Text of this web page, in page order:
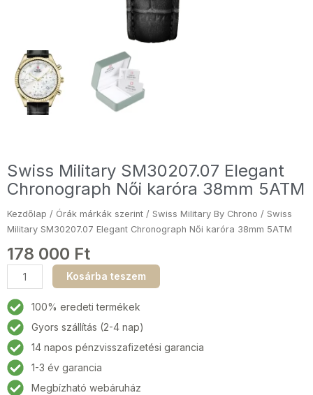
Swiss Military SM30207.07 Elegant
Chronograph Női karóra 38mm 5ATM
Kezdőlap / Órák márkák szerint / Swiss Military By Chrono / Swiss
Military SM30207.07 Elegant Chronograph Női karóra 38mm 5ATM
178 000 Ft
Swiss
Military
SM30207.07
Elegant
Chronograph
Női
karóra
38mm
Kosárba teszem
100% eredeti termékek
Gyors szállítás (2-4 nap)
14 napos pénzvisszafizetési garancia
1-3 év garancia
Megbízható webáruház